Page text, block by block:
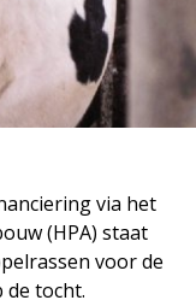
via het
(HPA) staat
voor de
tocht.